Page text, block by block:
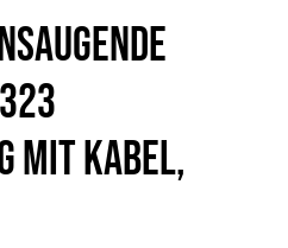
Kabel,